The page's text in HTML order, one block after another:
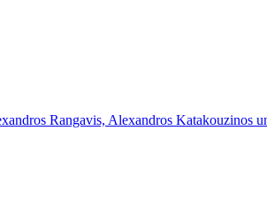
Rangavis, Alexandros Katakouzinos